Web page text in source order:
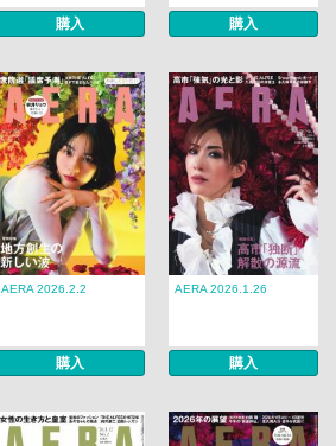
購入 購入
AERA 2026.2.2
購入
AERA 2026.1.26
購入